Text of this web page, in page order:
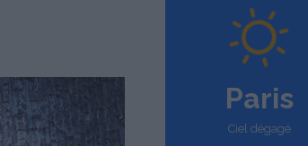
Paris
Ciel dégagé